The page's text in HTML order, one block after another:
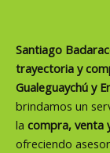
Santiago
trayectoria y
Gualeguaychú y
brindamos un
la compra, venta
ofreciendo